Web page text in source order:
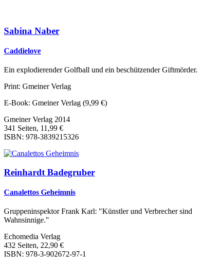
Sabina Naber
Caddielove
Ein explodierender Golfball und ein beschützender Giftmörder.
Print: Gmeiner Verlag
E-Book: Gmeiner Verlag (9,99 €)
Gmeiner Verlag 2014
341 Seiten, 11,99 €
ISBN: 978-3839215326
Reinhardt Badegruber
Canalettos Geheimnis
Gruppeninspektor Frank Karl: "Künstler und Verbrecher sind
Wahnsinnige."
Echomedia Verlag
432 Seiten, 22,90 €
ISBN: 978-3-902672-97-1